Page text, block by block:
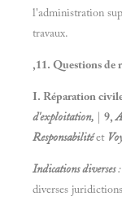
l'administration
travaux.
,11. Questions de
I. Réparation
d'exploitation, | 9,
Responsabilitéet
Indications diverses:
diverses